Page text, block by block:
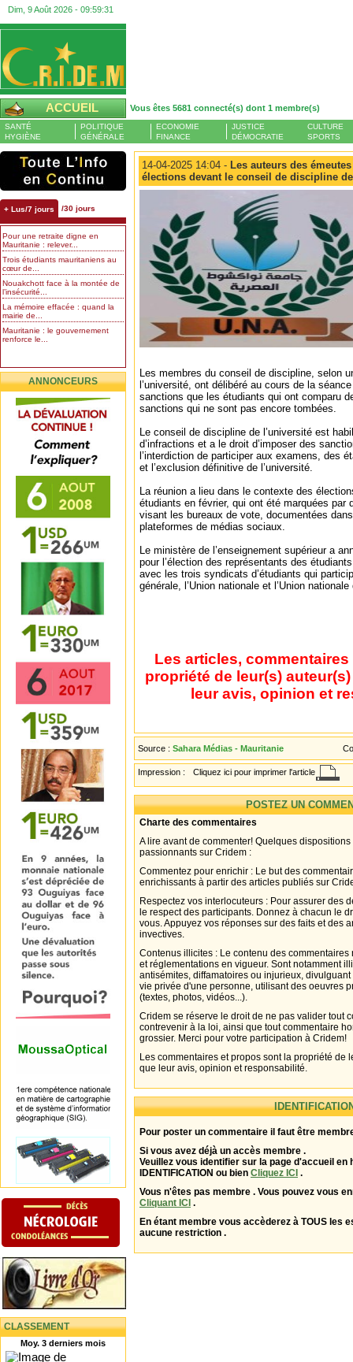
Dim, 9 Août 2026 - 09:59:32
ACCUEIL Vous êtes 5681 connecté(s) dont 1 membre(s)
SANTÉ
HYGIÈNE
POLITIQUE
GÉNÉRALE
ECONOMIE
FINANCE
JUSTICE
DÉMOCRATIE
CULTURE
SPORTS
+ Lus/7 jours /30 jours
Pour une retraite digne en
Mauritanie : relever...
Trois étudiants mauritaniens au
cœur de...
Nouakchott face à la montée de
l’insécurité...
La mémoire effacée : quand la
mairie de...
Mauritanie : le gouvernement
renforce le...
ANNONCEURS
CLASSEMENT
Moy. 3 derniers mois
14-04-2025 14:04 - Les auteurs des
élections devant le conseil de discipline
Les membres du conseil de discipline, selon
l’université, ont délibéré au cours de la
sanctions que les étudiants qui ont comparu
sanctions qui ne sont pas encore tombées.
Le conseil de discipline de l’université est
d’infractions et a le droit d’imposer des
l’interdiction de participer aux examens, des
et l’exclusion définitive de l’université.
La réunion a lieu dans le contexte des
étudiants en février, qui ont été marquées par
visant les bureaux de vote, documentées
plateformes de médias sociaux.
Le ministère de l’enseignement supérieur a
pour l’élection des représentants des
avec les trois syndicats d’étudiants qui
générale, l’Union nationale et l’Union
Les articles,
propriété de leur(s)
leur avis, opinion et
Source : Sahara Médias - Mauritanie
Impression : Cliquez ici pour imprimer l'article
POSTEZ UN
Charte des commentaires
A lire avant de commenter! Quelques
passionnants sur Cridem :
Commentez pour enrichir : Le but des
enrichissants à partir des articles publiés sur
Respectez vos interlocuteurs : Pour assurer des
le respect des participants. Donnez à chacun le
vous. Appuyez vos réponses sur des faits et des
invectives.
Contenus illicites : Le contenu des
et réglementations en vigueur. Sont notamment
antisémites, diffamatoires ou injurieux,
vie privée d'une personne, utilisant des oeuvres
(textes, photos, vidéos...).
Cridem se réserve le droit de ne pas valider tout
contrevenir à la loi, ainsi que tout commentaire
grossier. Merci pour votre participation à Cridem!
Les commentaires et propos sont la propriété de
que leur avis, opinion et responsabilité.
Pour poster un commentaire il faut être
Si vous avez déjà un accès membre .
Veuillez vous identifier sur la page d'accueil en
IDENTIFICATION ou bien Cliquez ICI .
Vous n'êtes pas membre . Vous pouvez vous
Cliquant ICI .
En étant membre vous accèderez à TOUS les
aucune restriction .